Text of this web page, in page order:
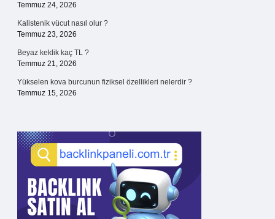
Temmuz 24, 2026
Kalistenik vücut nasıl olur ?
Temmuz 23, 2026
Beyaz keklik kaç TL ?
Temmuz 21, 2026
Yükselen kova burcunun fiziksel özellikleri nelerdir ?
Temmuz 15, 2026